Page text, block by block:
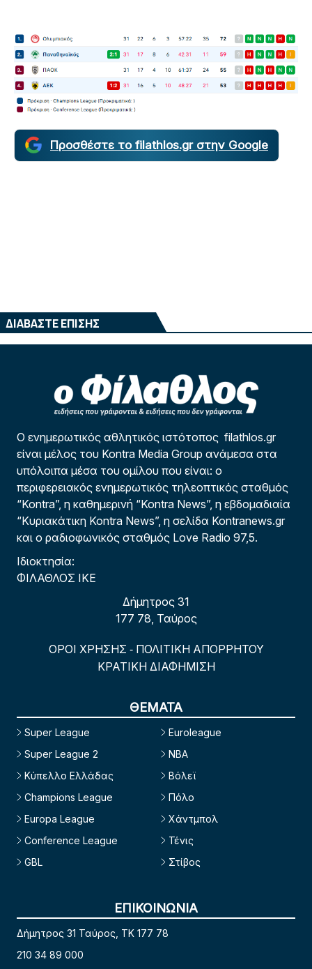
Προσθέστε το filathlos.gr στην Google
ΔΙΑΒΑΣΤΕ ΕΠΙΣΗΣ
Ο ενημερωτικός αθλητικός ιστότοπος filathlos.gr
είναι μέλος του Kontra Media Group ανάμεσα στα
υπόλοιπα μέσα του ομίλου που είναι: ο
περιφερειακός ενημερωτικός τηλεοπτικός σταθμός
“Kontra”, η καθημερινή “Kontra News”, η εβδομαδιαία
“Κυριακάτικη Kontra News”, η σελίδα Kontranews.gr
και ο ραδιοφωνικός σταθμός Love Radio 97,5.
Ιδιοκτησία:
ΦΙΛΑΘΛΟΣ ΙΚΕ
Δήμητρος 31
177 78, Ταύρος
ΟΡΟΙ ΧΡΗΣΗΣ - ΠΟΛΙΤΙΚΗ ΑΠΟΡΡΗΤΟΥ
ΚΡΑΤΙΚΗ ΔΙΑΦΗΜΙΣΗ
ΘΕΜΑΤΑ
Super League
Super League 2
Κύπελλο Ελλάδας
Champions League
Europa League
Conference League
GBL
Euroleague
NBA
Βόλεϊ
Πόλο
Χάντμπολ
Τένις
Στίβος
ΕΠΙΚΟΙΝΩΝΙΑ
Δήμητρος 31 Ταύρος, TK 177 78
210 34 89 000